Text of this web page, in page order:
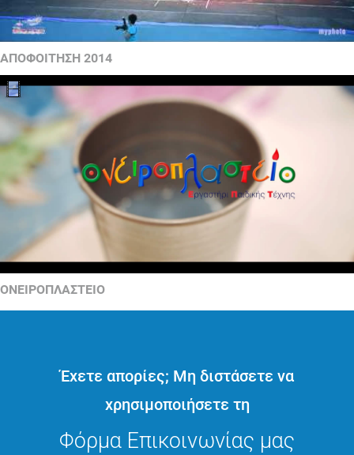
ΑΠΟΦΟΙΤΗΣΗ 2014
ΟΝΕΙΡΟΠΛΑΣΤΕΙΟ
Έχετε απορίες; Μη διστάσετε να
χρησιμοποιήσετε τη
Φόρμα Επικοινωνίας μας